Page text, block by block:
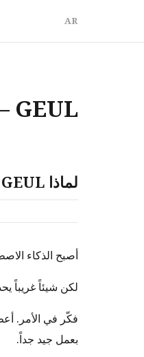
AR
GEUL — لغة دلالية للذكاء الاصطناعي
لماذا GEUL
أصبح الذكاء
لكن شيئاً غريباً
فكّر في الأمر.
بعمل جيد جداً.